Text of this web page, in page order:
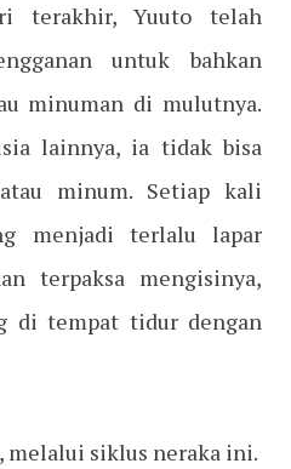
terakhir, Yuuto telah
untuk bahkan
minuman di mulutnya.
lainnya, ia tidak bisa
minum. Setiap kali
menjadi terlalu lapar
terpaksa mengisinya,
di tempat tidur dengan
melalui siklus neraka ini.